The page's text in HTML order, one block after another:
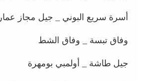
أسرة سريع البوني _ جيل مجاز عمار
وفاق تبسة _ وفاق الشط
جيل طاشة _ أولمبي بومهرة